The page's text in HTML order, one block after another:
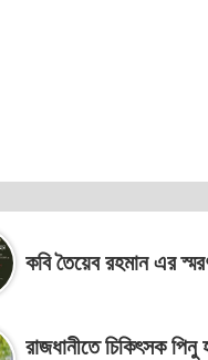
কবি তৈয়েব রহমান এর
রাজধানীতে চিকিৎসক পিনু